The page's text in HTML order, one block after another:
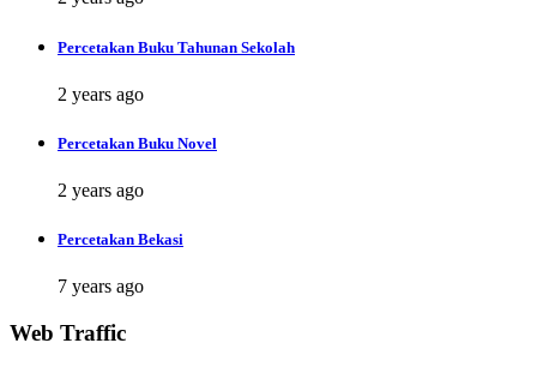
Percetakan Buku Tahunan Sekolah
2 years ago
Percetakan Buku Novel
2 years ago
Percetakan Bekasi
7 years ago
Web Traffic